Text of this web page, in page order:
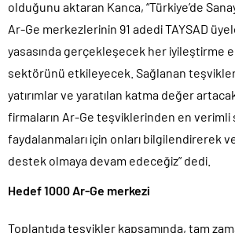
olduğunu aktaran Kanca, “Türkiye’de
Ar-Ge merkezlerinin 91 adedi TAYSAD
yasasında gerçekleşecek her iyileştirme
sektörünü etkileyecek. Sağlanan teşvikler
yatırımlar ve yaratılan katma değer
firmaların Ar-Ge teşviklerinden en verimli
faydalanmaları için onları bilgilendirerek
destek olmaya devam edeceğiz” dedi.
Hedef 1000 Ar-Ge merkezi
Toplantıda teşvikler kapsamında, tam